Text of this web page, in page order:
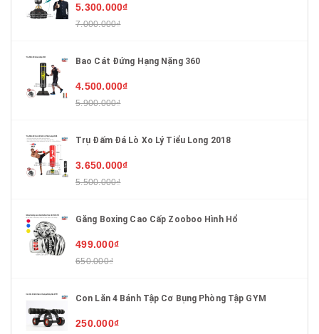
5.300.000₫
7.000.000₫
Bao Cát Đứng Hạng Nặng 360
4.500.000₫
5.900.000₫
Trụ Đấm Đá Lò Xo Lý Tiểu Long 2018
3.650.000₫
5.500.000₫
Găng Boxing Cao Cấp Zooboo Hình Hổ
499.000₫
650.000₫
Con Lăn 4 Bánh Tập Cơ Bụng Phòng Tập GYM
250.000₫